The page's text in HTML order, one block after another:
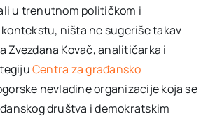
u trenutnom političkom i
ništa ne sugeriše takav
Zvezdana Kovač, analitičarka i
Centra za građansko
nevladine organizacije koja se
društva i demokratskim